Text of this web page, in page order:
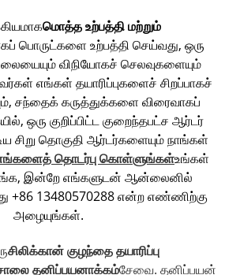
மொத்த உற்பத்தி மற்றும்
பொருட்களை உற்பத்தி செய்வது, ஒரு
விநியோகச் செலவுகளையும்
எங்கள் தயாரிப்புகளைச் சிறப்பாகச்
சந்தைக் கருத்துக்களை விரைவாகப்
ஒரு குறிப்பிட்ட குறைந்தபட்ச ஆர்டர்
சிறு தொகுதி ஆர்டர்களையும் நாங்கள்
தொடர்பு கொள்ளுங்கள்உங்கள்
இன்றே எங்களுடன் ஆன்லைனில்
+86 13480570288 என்ற எண்ணிற்கு
அழையுங்கள்.
சிலிக்கான் குழந்தை தயாரிப்பு
தனிப்பயனாக்கம்சேவை. தனிப்பயன்